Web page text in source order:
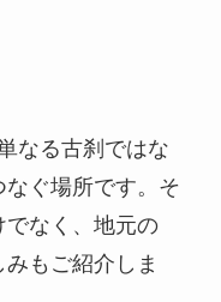
なる古刹ではな
なぐ場所です。そ
なく、地元の
もご紹介しま